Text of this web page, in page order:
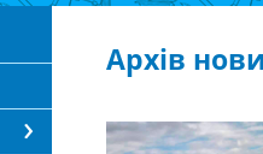
Архів